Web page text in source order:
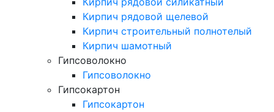
Кирпич рядовой щелевой
Кирпич строительный полнотелый
Кирпич шамотный
Гипсоволокно
Гипсоволокно
Гипсокартон
Гипсокартон